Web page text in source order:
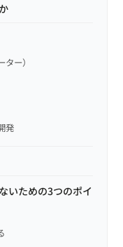
ー）
発
いための3つのポイ